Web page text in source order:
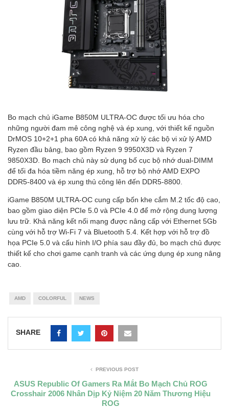
Bo mạch chủ iGame B850M ULTRA-OC được tối ưu hóa cho
những người đam mê công nghệ và ép xung, với thiết kế nguồn
DrMOS 10+2+1 pha 60A có khả năng xử lý các bộ vi xử lý AMD
Ryzen đầu bảng, bao gồm Ryzen 9 9950X3D và Ryzen 7
9850X3D. Bo mạch chủ này sử dụng bố cục bộ nhớ dual-DIMM
để tối đa hóa tiềm năng ép xung, hỗ trợ bộ nhớ AMD EXPO
DDR5-8400 và ép xung thủ công lên đến DDR5-8800.
iGame B850M ULTRA-OC cung cấp bốn khe cắm M.2 tốc độ cao,
bao gồm giao diện PCIe 5.0 và PCIe 4.0 để mở rộng dung lượng
lưu trữ. Khả năng kết nối mạng được nâng cấp với Ethernet 5Gb
cùng với hỗ trợ Wi-Fi 7 và Bluetooth 5.4. Kết hợp với hỗ trợ đồ
họa PCIe 5.0 và cấu hình I/O phía sau đầy đủ, bo mạch chủ được
thiết kế cho chơi game cạnh tranh và các ứng dụng ép xung nâng
cao.
AMD COLORFUL NEWS
SHARE
PREVIOUS POST
ASUS Republic Of Gamers Ra Mắt Bo Mạch Chủ ROG
Crosshair 2006 Nhân Dịp Kỷ Niệm 20 Năm Thương Hiệu
ROG